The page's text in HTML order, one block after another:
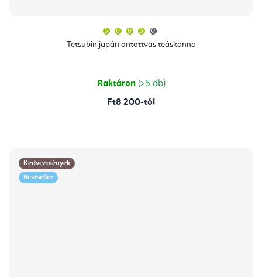
Tetsubin japán öntöttvas teáskanna
átlagos
értékelése
csillag.
Raktáron (>5 db)
Ft8 200-tól
Kedvezmények
Bestseller